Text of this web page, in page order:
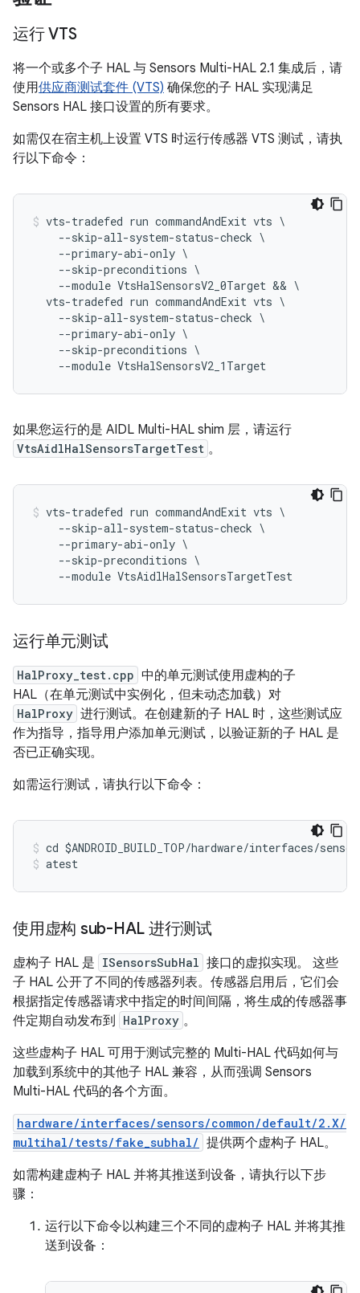
运行 VTS
将一个或多个子 HAL 与 Sensors Multi-HAL 2.1 集成后，请
使用供应商测试套件 (VTS) 确保您的子 HAL 实现满足
Sensors HAL 接口设置的所有要求。
如需仅在宿主机上设置 VTS 时运行传感器 VTS 测试，请执
行以下命令：
vts-tradefed run commandAndExit vts \
    --skip-all-system-status-check \
    --primary-abi-only \
    --skip-preconditions \
    --module VtsHalSensorsV2_0Target && \
  vts-tradefed run commandAndExit vts \
    --skip-all-system-status-check \
    --primary-abi-only \
    --skip-preconditions \
如果您运行的是 AIDL Multi-HAL shim 层，请运行
VtsAidlHalSensorsTargetTest 。
vts-tradefed run commandAndExit vts \
    --skip-all-system-status-check \
    --primary-abi-only \
    --skip-preconditions \
运行单元测试
HalProxy_test.cpp 中的单元测试使用虚构的子
HAL（在单元测试中实例化，但未动态加载）对
HalProxy 进行测试。在创建新的子 HAL 时，这些测试应
作为指导，指导用户添加单元测试，以验证新的子 HAL 是
否已正确实现。
如需运行测试，请执行以下命令：
cd $ANDROID_BUILD_TOP/hardware/interfaces/
atest
使用虚构 sub-HAL 进行测试
虚构子 HAL 是 ISensorsSubHal 接口的虚拟实现。 这些
子 HAL 公开了不同的传感器列表。传感器启用后，它们会
根据指定传感器请求中指定的时间间隔，将生成的传感器事
件定期自动发布到
HalProxy 。
这些虚构子 HAL 可用于测试完整的 Multi-HAL 代码如何与
加载到系统中的其他子 HAL 兼容，从而强调 Sensors
Multi-HAL 代码的各个方面。
hardware/interfaces/sensors/common/default/2.X/
multihal/tests/fake_subhal/ 提供两个虚构子 HAL。
如需构建虚构子 HAL 并将其推送到设备，请执行以下步
骤：
运行以下命令以构建三个不同的虚构子 HAL 并将其推
送到设备：